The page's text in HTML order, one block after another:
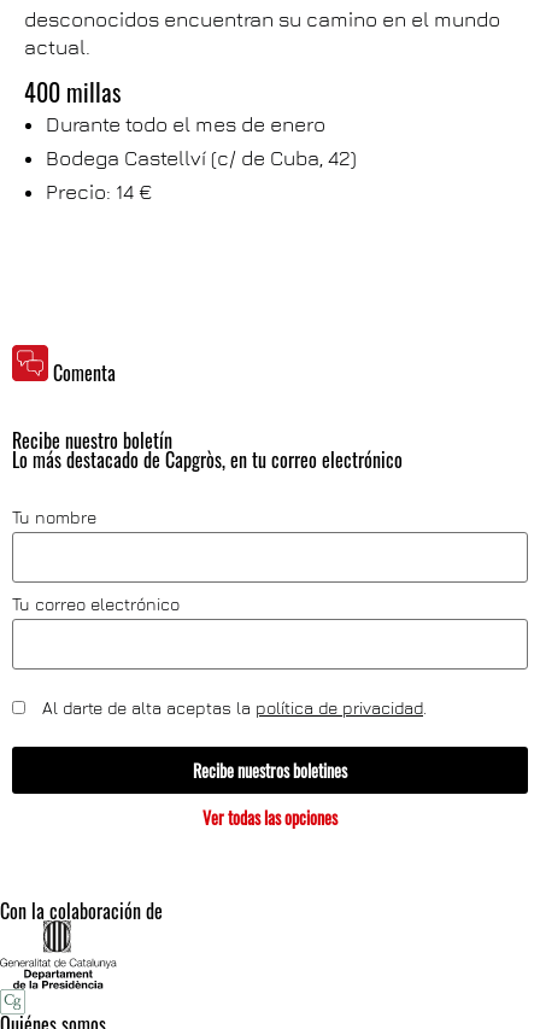
desconocidos encuentran su camino en el mundo
actual.
400 millas
Durante todo el mes de enero
Bodega Castellví (c/ de Cuba, 42)
Precio: 14 €
Comenta
Recibe nuestro boletín
Lo más destacado de Capgròs, en tu correo electrónico
Tu nombre
Tu correo electrónico
Al darte de alta aceptas la política de privacidad
Recibe nuestros boletines
Ver todas las opciones
Con la colaboración de